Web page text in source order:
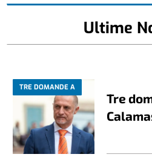
Ultime
TRE DOMANDE A
Tre